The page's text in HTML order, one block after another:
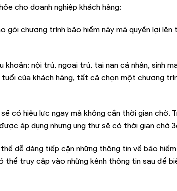
cho doanh nghiệp khách hàng:
gói chương trình bảo hiểm này mà quyền lợi lên
nội trú, ngoại trú, tai nạn cá nhân, sinh
của khách hàng, tất cả chọn một chương
có hiệu lực ngay mà không cần thời gian chờ.
áp dụng nhưng ung thư sẽ có thời gian chờ
dễ dàng tiếp cận những thông tin về bảo
thể truy cập vào những kênh thông tin sau để